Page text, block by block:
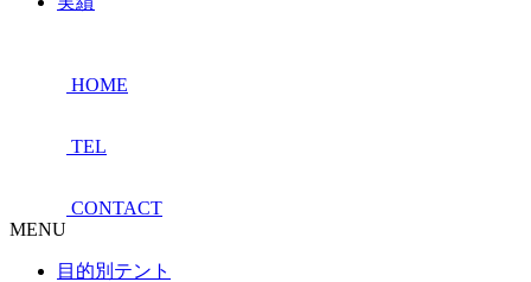
HOME
TEL
CONTACT
MENU
目的別テント